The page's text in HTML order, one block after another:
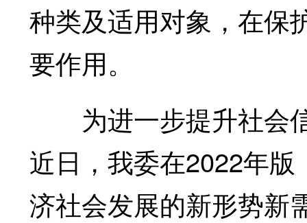
种类及适用对象，在保
要作用。
为进一步提升社会
近日，我委在2022年
济社会发展的新形势新